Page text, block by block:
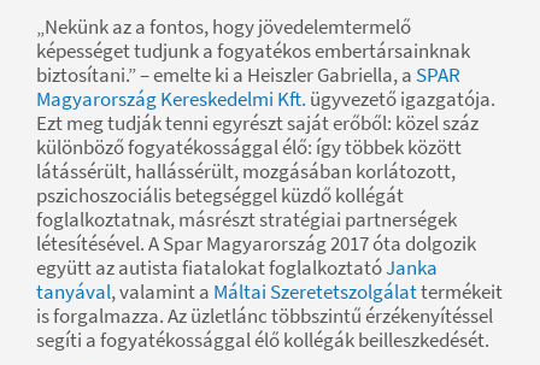
„Nekünk az a fontos, hogy jövedelemtermelő
képességet tudjunk a fogyatékos embertársainknak
biztosítani.” – emelte ki a Heiszler Gabriella, a SPAR
Magyarország Kereskedelmi Kft. ügyvezető igazgatója.
Ezt meg tudják tenni egyrészt saját erőből: közel száz
különböző fogyatékossággal élő: így többek között
látássérült, hallássérült, mozgásában korlátozott,
pszichoszociális betegséggel küzdő kollégát
foglalkoztatnak, másrészt stratégiai partnerségek
létesítésével. A Spar Magyarország 2017 óta dolgozik
együtt az autista fiatalokat foglalkoztatóJanka
tanyával, valamint a Máltai Szeretetszolgálattermékeit
is forgalmazza. Az üzletlánc többszintű érzékenyítéssel
segíti a fogyatékossággal élő kollégák beilleszkedését.